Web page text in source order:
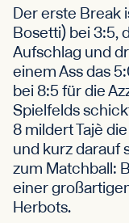
Der erste Break
Bosetti) bei 3:5,
Aufschlag und
einem Ass das
bei 8:5 für die
Spielfelds
8 mildert Tajè
und kurz darauf
zum Matchball:
einer
Herbots.